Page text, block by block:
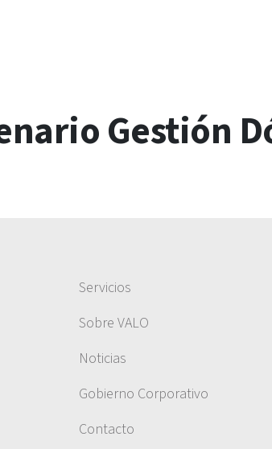
Gestión
Servicios
Sobre VALO
Noticias
Gobierno Corporativo
Contacto